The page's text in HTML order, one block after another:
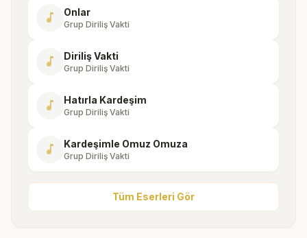
music_note Onlar
Grup Diriliş Vakti
music_note Diriliş Vakti
Grup Diriliş Vakti
music_note Hatırla Kardeşim
Grup Diriliş Vakti
music_note Kardeşimle Omuz Omuza
Grup Diriliş Vakti
Tüm Eserleri Gör